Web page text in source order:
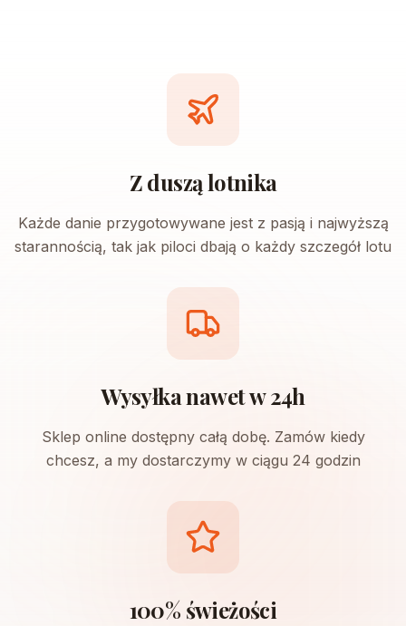
Z duszą lotnika
Każde danie przygotowywane jest z pasją i najwyższą
starannością, tak jak piloci dbają o każdy szczegół lotu
Wysyłka nawet w 24h
Sklep online dostępny całą dobę. Zamów kiedy
chcesz, a my dostarczymy w ciągu 24 godzin
100% świeżości